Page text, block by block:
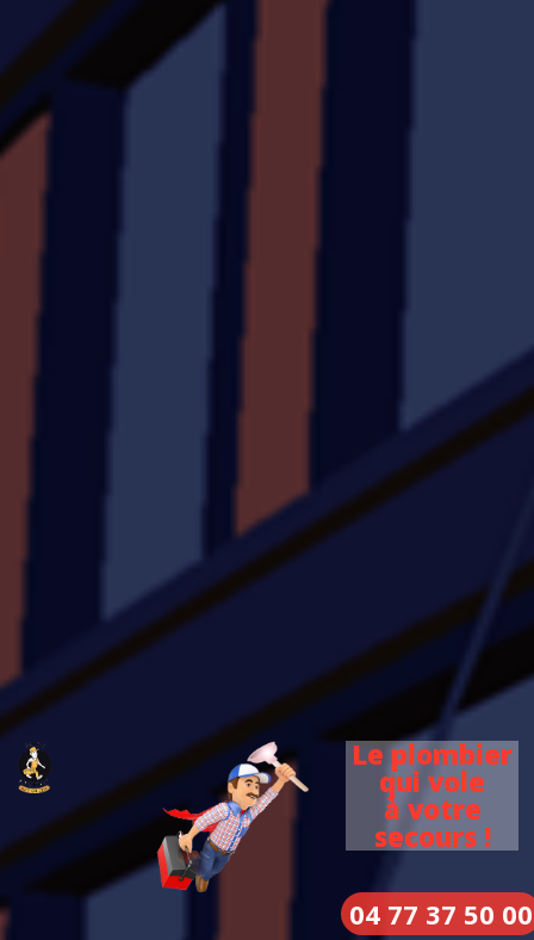
Le plombier
qui vole
à votre
secours !
04 77 37 50 00